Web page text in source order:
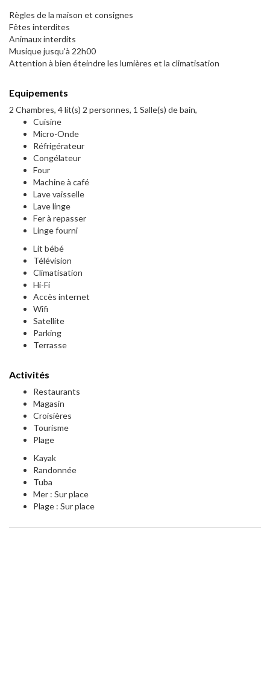
Règles de la maison et consignes
Fêtes interdites
Animaux interdits
Musique jusqu'à 22h00
Attention à bien éteindre les lumières et la climatisation
Equipements
2 Chambres, 4 lit(s) 2 personnes, 1 Salle(s) de bain,
Cuisine
Micro-Onde
Réfrigérateur
Congélateur
Four
Machine à café
Lave vaisselle
Lave linge
Fer à repasser
Linge fourni
Lit bébé
Télévision
Climatisation
Hi-Fi
Accès internet
Wifi
Satellite
Parking
Terrasse
Activités
Restaurants
Magasin
Croisières
Tourisme
Plage
Kayak
Randonnée
Tuba
Mer : Sur place
Plage : Sur place